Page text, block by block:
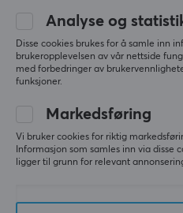
Basert på 0 vurderinger
1
SKRIV ANMELDELSE
Mer fra vårt
Analyse og
Disse cookies brukes for å samle inn
brukeropplevelsen av vår nettside
med forbedringer av
funksjoner.
Markedsføring
Vi bruker cookies for riktig
Informasjon som samles inn via disse
ligger til grunn for relevant